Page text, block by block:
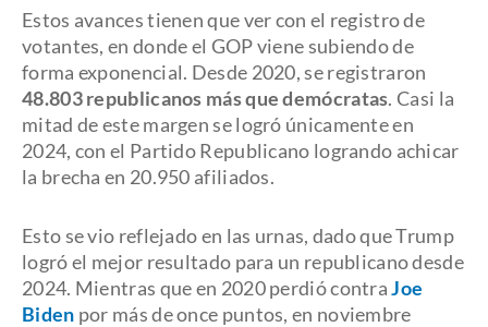
Estos avances tienen que ver con el registro de
votantes, en donde el GOP viene subiendo de
forma exponencial. Desde 2020, se registraron
48.803 republicanos más que demócratas. Casi la
mitad de este margen se logró únicamente en
2024, con el Partido Republicano logrando achicar
la brecha en 20.950 afiliados.
Esto se vio reflejado en las urnas, dado que Trump
logró el mejor resultado para un republicano desde
2024. Mientras que en 2020 perdió contraJoe
Biden por más de once puntos, en noviembre